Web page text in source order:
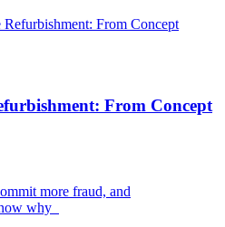
From Concept